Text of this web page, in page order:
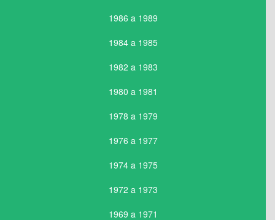
1986 a 1989
1984 a 1985
1982 a 1983
1980 a 1981
1978 a 1979
1976 a 1977
1974 a 1975
1972 a 1973
1969 a 1971